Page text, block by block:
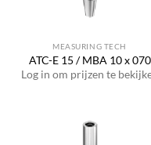
MEASURING TECH
ATC-E 15 / MBA 10 x 070
Log in om prijzen te